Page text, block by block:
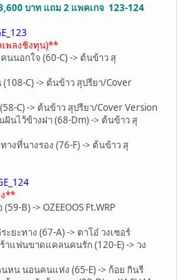
บาท แถม 2 แพคเกจ 123-124
พลงชิงทุน)**
นอกใจ (60-C) -> ต้นข้าว สุ
C) -> ต้นข้าว สุปรียา/Cover
C) -> ต้นข้าว สุปรียา/Cover Version
นไว้ข้างฝา (68-Dm) -> ต้นข้าว สุ
งที่นางรอง (76-F) -> ต้นข้าว สุ
**
B) -> OZEEOOS Ft.WRP
ะทาง (67-A) -> ตาโอ๋ วงเซอร์
แฟนขาดแคลนคนรัก (120-E) -> วง
น นอนคนแห่ง (65-E) -> ก้อย กินรี